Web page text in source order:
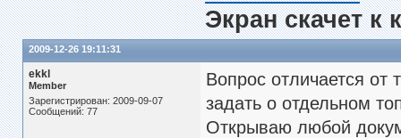
Экран скачет к
2009-12-26 19:11:31
ekkl
Member
Зарегистрирован: 2009-09-07
Сообщений: 77
Вопрос отличается от
задать о отдельном
Открываю любой